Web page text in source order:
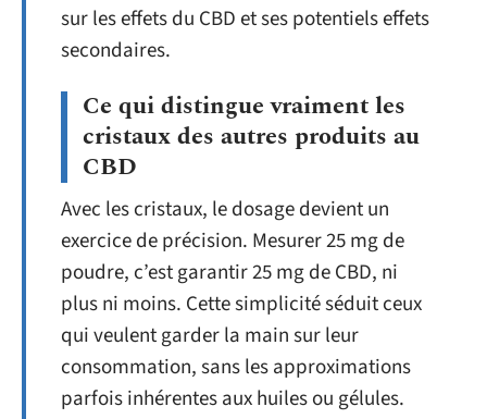
sur les effets du CBD et ses potentiels effets
secondaires.
Ce qui distingue vraiment les
cristaux des autres produits au
CBD
Avec les cristaux, le dosage devient un
exercice de précision. Mesurer 25 mg de
poudre, c’est garantir 25 mg de CBD, ni
plus ni moins. Cette simplicité séduit ceux
qui veulent garder la main sur leur
consommation, sans les approximations
parfois inhérentes aux huiles ou gélules.